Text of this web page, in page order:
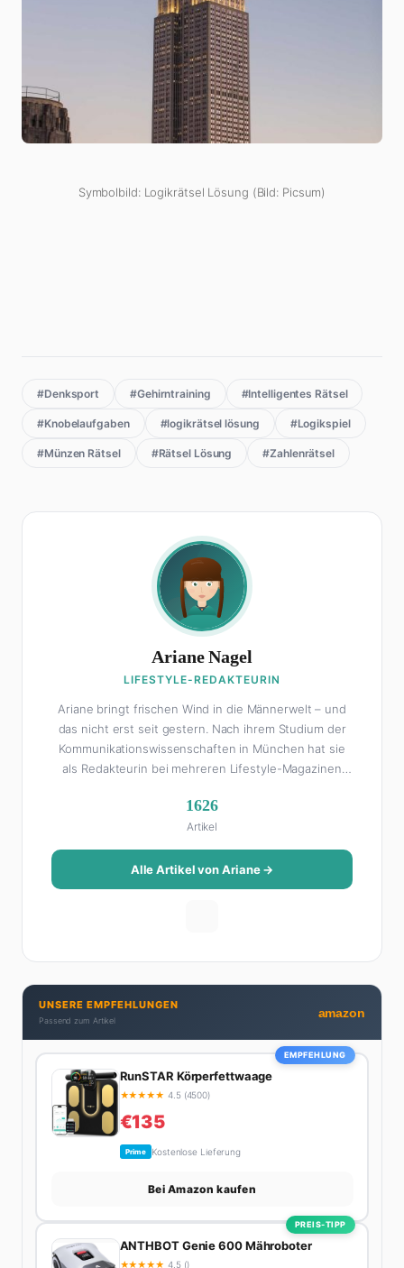
Symbolbild: Logikrätsel Lösung (Bild: Picsum)
#Denksport #Gehirntraining #Intelligentes Rätsel
#Knobelaufgaben #logikrätsel lösung #Logikspiel
#Münzen Rätsel #Rätsel Lösung #Zahlenrätsel
Ariane Nagel
LIFESTYLE-REDAKTEURIN
Ariane bringt frischen Wind in die Männerwelt – und
das nicht erst seit gestern. Nach ihrem Studium der
Kommunikationswissenschaften in München hat sie
als Redakteurin bei mehreren Lifestyle-Magazinen
Als Lifestyle-Redakteurin schreibt sie über alles, was
das Leben schöner macht: von Interior Design und
Reise-Tipps über Food-Trends bis hin zu
Beziehungsratgebern, die auch Männer gerne lesen.
Ihre Geheimwaffe: Sie weiß genau, was Frauen an
Brunch-Spot der Stadt. Ihre Interior-Tipps basieren
auf echter Erfahrung – ihre Wohnung wurde schon
zweimal in Design-Blogs gefeatured.
1626
Artikel
Alle Artikel von Ariane →
UNSERE EMPFEHLUNGEN
Passend zum Artikel
amazon
EMPFEHLUNG
RunSTAR Körperfettwaage
★★★★★ 4.5 (4500)
€135
Prime Kostenlose Lieferung
Bei Amazon kaufen
PREIS-TIPP
ANTHBOT Genie 600 Mähroboter
★★★★★ 4.5 ()